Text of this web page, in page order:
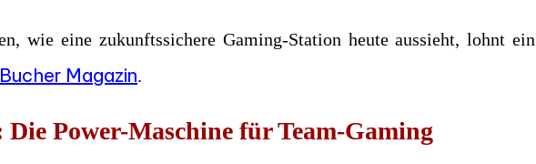
wie eine zukunftssichere Gaming-Station heute aussieht, lohnt ein
Bucher Magazin.
Power-Maschine für Team-Gaming